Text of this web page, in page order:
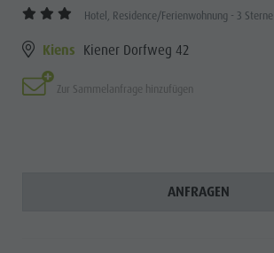
Hotel, Residence/Ferienwohnung - 3 Sterne
Kiens Kiener Dorfweg 42
Zur Sammelanfrage hinzufügen
ANFRAGEN